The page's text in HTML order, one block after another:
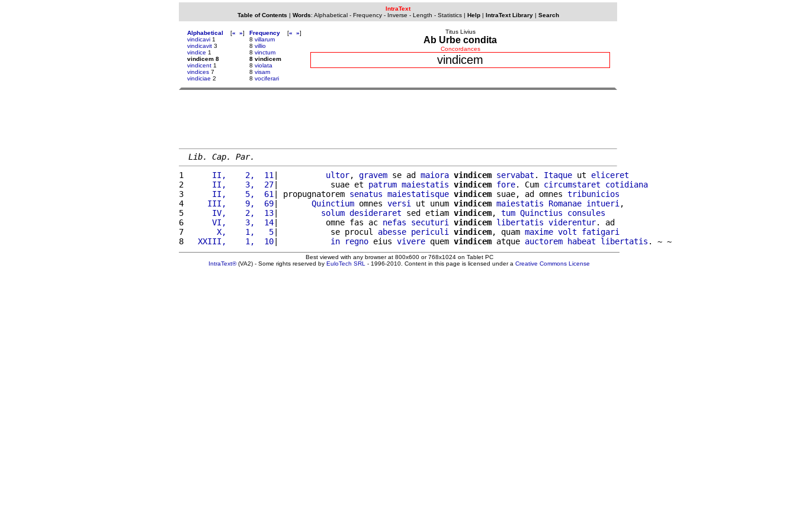
IntraText
Table of Contents | Words: Alphabetical- Frequency- Inverse - Length - Statistics| Help| IntraText Library| Search
Alphabetical [« »]
vindicavi 1
vindicavit 3
vindice 1
vindicem 8
vindicent 1
vindices 7
vindiciae 2
Frequency [« »]
8 villarum
8 villio
8 vinctum
8 vindicem
8 violata
8 visam
8 vociferari
Titus Livius
Ab Urbe condita
Concordances
vindicem
Lib. Cap. Par.
1
     II,    2,  11
| ultor, gravem se ad maiora vindicem servabat . Itaque ut eliceret
2
     II,    3,  27
|           suae et patrum maiestatis vindicem fore. Cum circumstaret
cotidiana
3
     II,    5,  61
| propugnatorem senatus maiestatisque vindicem suae, ad omnes tribunicios
4
    III,    9,  69
| Quinctium omnes versi ut unum vindicem maiestatis Romanae intueri ,
5
     IV,    2,  13
| solum desideraret sed etiam vindicem, tum Quinctius
consules
6
     VI,    3,  14
|          omne fas ac nefas secuturi vindicem libertatis viderentur. ad
7
      X,    1,   5
|           se procul abesse periculi vindicem, quam maxime volt
fatigari
8
  XXIII,    1,  10
| in regno eius vivere quem vindicem atque auctorem habeat libertatis
Best viewed with any browser at 800x600 or 768x1024 on Tablet PC
IntraText®(VA2) - Some rights reserved by EuloTech SRL - 1996-2010. Content in this page is licensed under a Creative Commons License